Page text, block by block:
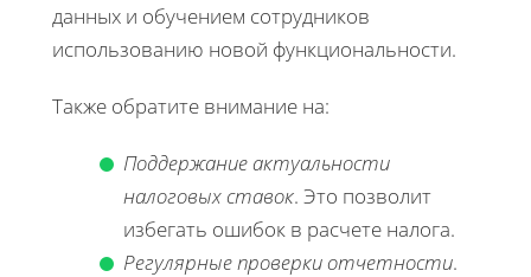
данных и обучением сотрудников
использованию новой функциональности.
Также обратите внимание на:
Поддержание актуальности
налоговых ставок. Это позволит
избегать ошибок в расчете налога.
Регулярные проверки отчетности.